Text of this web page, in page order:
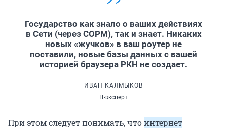
Государство как знало о ваших действиях
в Сети (через СОРМ), так и знает. Никаких
новых «жучков» в ваш роутер не
поставили, новые базы данных с вашей
историей браузера РКН не создает.
ИВАН КАЛМЫКОВ
IT-эксперт
При этом следует понимать, чтоинтернет